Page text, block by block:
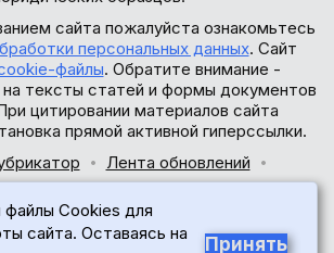
сайта пожалуйста ознакомьтесь
персональных данных. Сайт
файлы. Обратите внимание -
на тексты статей и формы документов
цитировании материалов сайта
прямой активной гиперссылки.
Лента обновлений
© 2017-2026
Cookies для
сайта. Оставаясь на
Принять